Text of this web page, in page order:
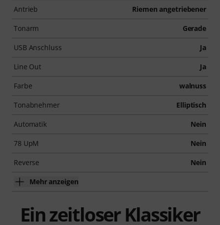
Antrieb Riemen angetriebener
Tonarm Gerade
USB Anschluss Ja
Line Out Ja
Farbe walnuss
Tonabnehmer Elliptisch
Automatik Nein
78 UpM Nein
Reverse Nein
Mehr anzeigen
Ein zeitloser Klassiker